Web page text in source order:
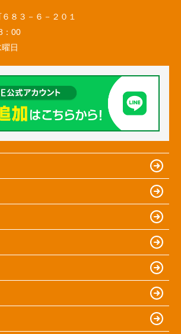
８３－６－２０１
：00
日